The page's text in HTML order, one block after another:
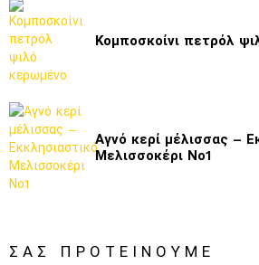
Κομποσκοίνι πετρόλ
Αγνό κερί μέλισσας –
Μελισσοκέρι Νο1
ΣΑΣ ΠΡΟΤΕΊΝΟΥΜΕ